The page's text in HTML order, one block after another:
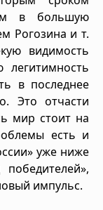
в большую
Рогозина и т.
видимость
в последнее
Это отчасти
мир стоит на
есть и
уже ниже
импульс.